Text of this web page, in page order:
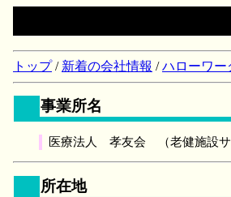
トップ/ 新着の会社情報 /ハローワー
事業所名
医療法人 孝友会 （老健施設サ
所在地